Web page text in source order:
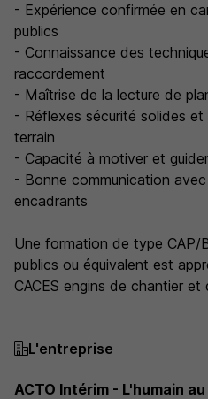
- Expérience confirmée en
publics
- Connaissance des
raccordement
- Maîtrise de la lecture de
- Réflexes sécurité solides
terrain
- Capacité à motiver et
- Bonne communication
encadrants
Une formation de type CAP/
publics ou équivalent est
CACES engins de chantier
L'entreprise
ACTO Intérim - L'humain